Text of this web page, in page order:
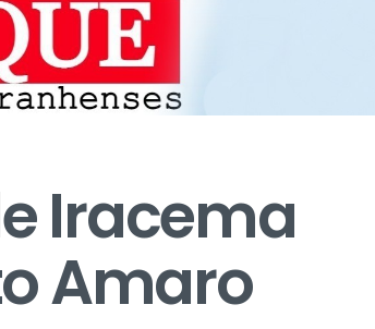
Iracema
Amaro